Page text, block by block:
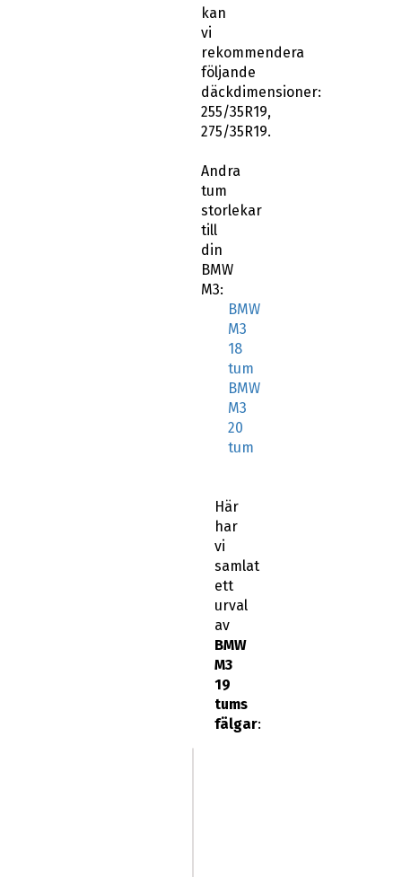
kan
vi
rekommendera
följande
däckdimensioner:
255/35R19,
275/35R19.
Andra
tum
storlekar
till
din
BMW
M3:
BMW
M3
18
tum
BMW
M3
20
tum
Här
har
vi
samlat
ett
urval
av
BMW
M3
19
tums
fälgar: